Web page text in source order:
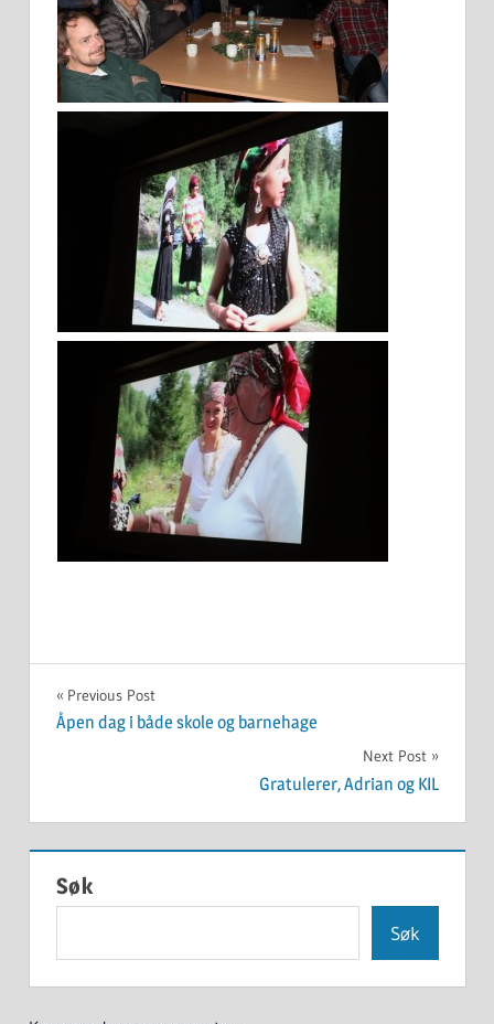
UKATEGORISERT
Innleggsnavigasjon
Previous Post
Åpen dag i både skole og barnehage
Next Post
Gratulerer, Adrian og KIL
Søk
Søk